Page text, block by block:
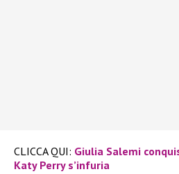
CLICCA QUI: Giulia Salemi
Katy Perry s’infuria